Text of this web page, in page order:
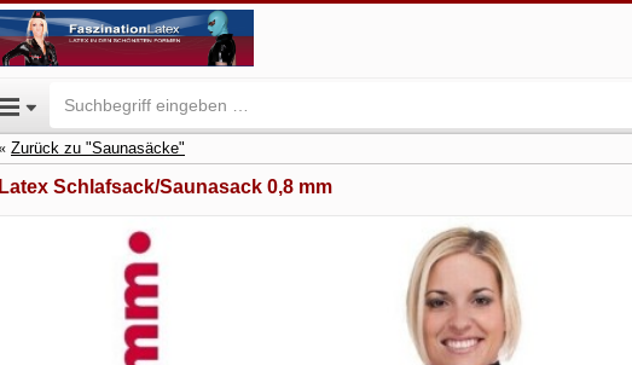
Zurück zu "Saunasäcke"
Latex Schlafsack/Saunasack 0,8 mm